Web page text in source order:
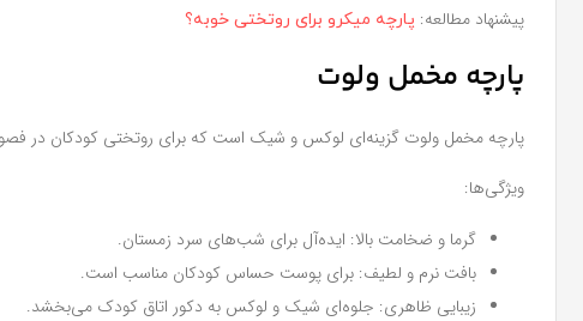
پیشنهاد مطالعه: پارچه میکرو برای روتختی خوبه؟
پارچه مخمل ولوت
پارچه مخمل ولوت گزینه‌ای لوکس و شیک است که برای روتختی کودکان در
ویژگی‌ها:
گرما و ضخامت بالا: ایده‌آل برای شب‌های سرد زمستان.
بافت نرم و لطیف: برای پوست حساس کودکان مناسب است.
زیبایی ظاهری: جلوه‌ای شیک و لوکس به دکور اتاق کودک می‌بخشد.